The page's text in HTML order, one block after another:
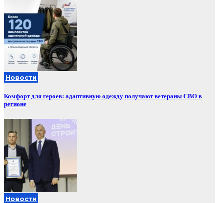
Новости
Комфорт для героев: адаптивную одежду получают ветераны СВО в
регионе
Новости